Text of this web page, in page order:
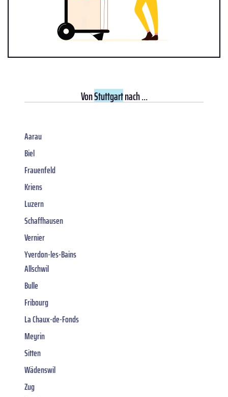
VonStuttgartnach ...
Aarau
Biel
Frauenfeld
Kriens
Luzern
Schaffhausen
Vernier
Yverdon-les-Bains
Allschwil
Bulle
Fribourg
La Chaux-de-Fonds
Meyrin
Sitten
Wädenswil
Zug